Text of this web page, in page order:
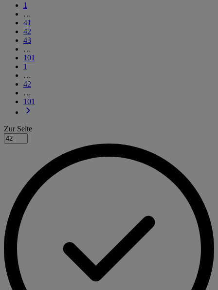
1
…
41
42
43
…
101
1
…
42
…
101
Zur Seite